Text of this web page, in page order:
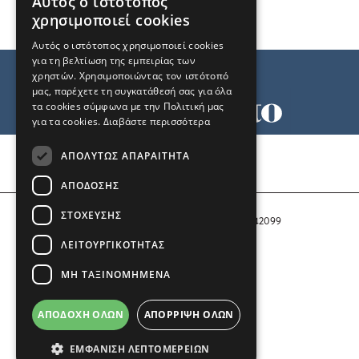
Αριθμός Πιστοποίησης Μ.Η.Τ. 242099
COPYRIGHT © 2026 Το Μανιφέστο
χρησιμοποιεί cookies
Αυτός ο ιστότοπος χρησιμοποιεί cookies
για τη βελτίωση της εμπειρίας των
χρηστών. Χρησιμοποιώντας τον ιστότοπό
μας, παρέχετε τη συγκατάθεσή σας για όλα
τα cookies σύμφωνα με την Πολιτική μας
για τα cookies. Διαβάστε περισσότερα
ΑΠΟΛΎΤΩΣ ΑΠΑΡΑΊΤΗΤΑ
ΑΠΌΔΟΣΗΣ
ΣΤΌΧΕΥΣΗΣ
ΛΕΙΤΟΥΡΓΙΚΌΤΗΤΑΣ
ΜΗ ΤΑΞΙΝΟΜΗΜΈΝΑ
ΑΠΟΔΟΧΉ ΌΛΩΝ ΑΠΌΡΡΙΨΗ ΌΛΩΝ
ΕΜΦΆΝΙΣΗ ΛΕΠΤΟΜΕΡΕΙΏΝ